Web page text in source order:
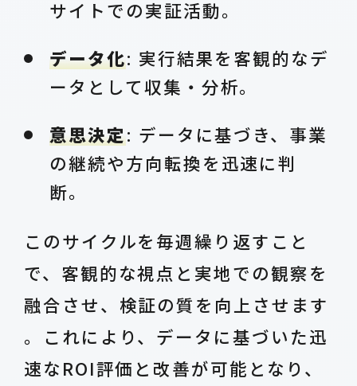
サイトでの実証活動。
データ化: 実行結果を客観的なデ
ータとして収集・分析。
意思決定: データに基づき、事業
の継続や方向転換を迅速に判
断。
このサイクルを毎週繰り返すこと
で、客観的な視点と実地での観察を
融合させ、検証の質を向上させます
。これにより、データに基づいた迅
速なROI評価と改善が可能となり、